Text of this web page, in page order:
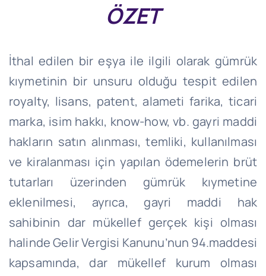
ÖZET
İthal edilen bir eşya ile ilgili olarak gümrük
kıymetinin bir unsuru olduğu tespit edilen
royalty, lisans, patent, alameti farika, ticari
marka, isim hakkı, know-how, vb. gayri maddi
hakların satın alınması, temliki, kullanılması
ve kiralanması için yapılan ödemelerin brüt
tutarları üzerinden gümrük kıymetine
eklenilmesi, ayrıca, gayri maddi hak
sahibinin dar mükellef gerçek kişi olması
halinde Gelir Vergisi Kanunu’nun 94.maddesi
kapsamında, dar mükellef kurum olması